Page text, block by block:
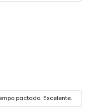
pactado. Excelente.